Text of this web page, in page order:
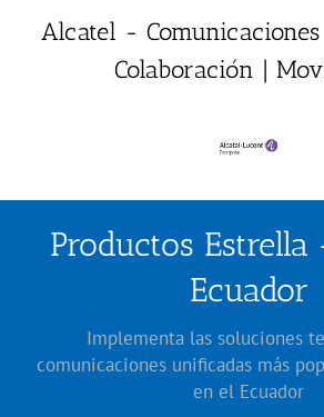
Alcatel -
Colaboración |
Productos
Ecuador
Implementa las soluciones
comunicaciones unificadas más
en el Ecuador